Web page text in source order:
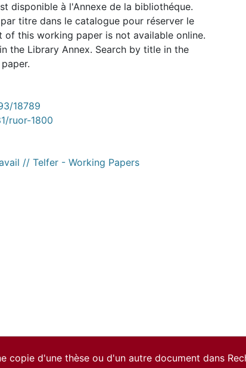
disponible à l'Annexe de la bibliothéque.
titre dans le catalogue pour réserver le
this working paper is not available online.
the Library Annex. Search by title in the
18789
ruor-1800
// Telfer - Working Papers
copie d'une thèse ou d'un autre document dans